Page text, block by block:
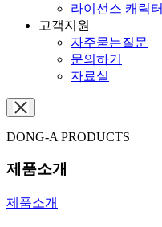
라이선스 캐릭터
고객지원
자주묻는질문
문의하기
자료실
DONG-A PRODUCTS
제품소개
제품소개